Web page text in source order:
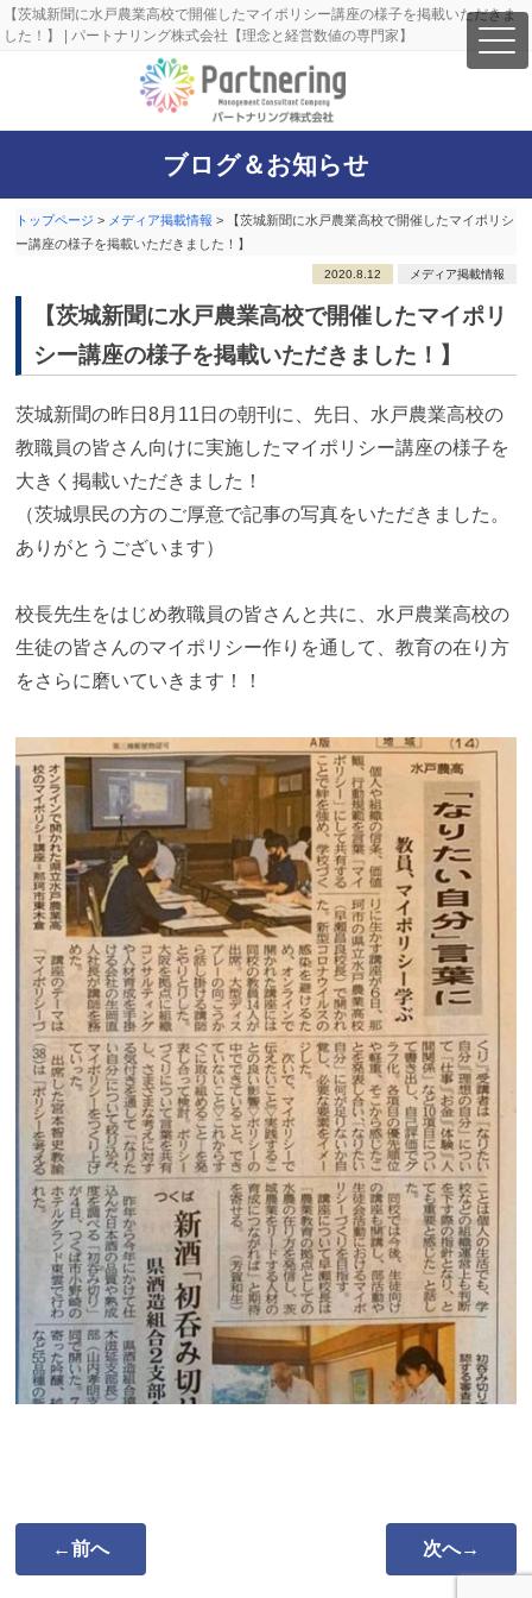
【茨城新聞に水戸農業高校で開催したマイポリシー講座の様子を掲載いただきま
した！】 | パートナリング株式会社【理念と経営数値の専門家】
ブログ＆お知らせ
トップページ > メディア掲載情報 >
【茨城新聞に水戸農業高校で開催したマイポリシ
ー講座の様子を掲載いただきました！】
2020.8.12 メディア掲載情報
【茨城新聞に水戸農業高校で開催したマイポリ
シー講座の様子を掲載いただきました！】
茨城新聞の昨日8月11日の朝刊に、先日、水戸農業高校の
教職員の皆さん向けに実施したマイポリシー講座の様子を
大きく掲載いただきました！
（茨城県民の方のご厚意で記事の写真をいただきました。
ありがとうございます）
校長先生をはじめ教職員の皆さんと共に、水戸農業高校の
生徒の皆さんのマイポリシー作りを通して、教育の在り方
をさらに磨いていきます！！
←前へ 次へ→